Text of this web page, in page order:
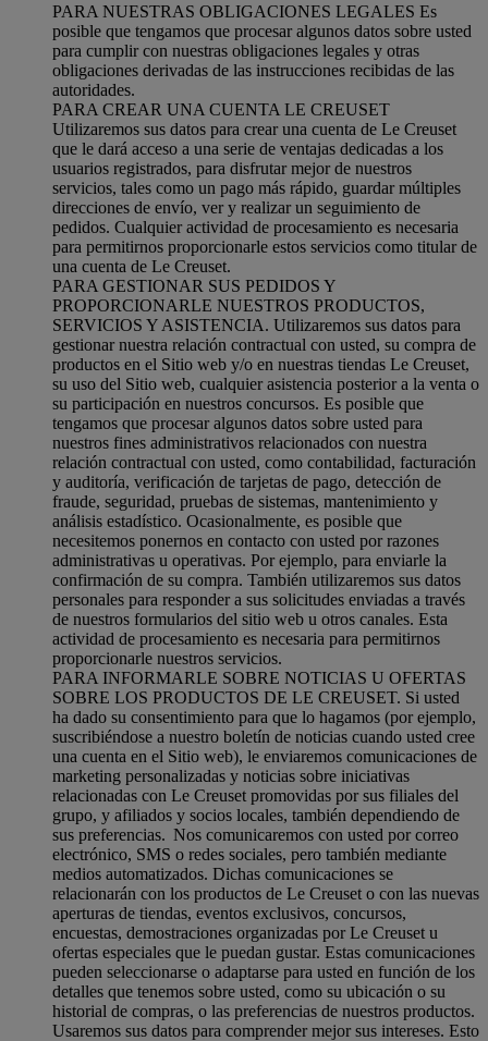
PARA NUESTRAS OBLIGACIONES LEGALES Es
posible que tengamos que procesar algunos datos sobre usted
para cumplir con nuestras obligaciones legales y otras
obligaciones derivadas de las instrucciones recibidas de las
autoridades.
PARA CREAR UNA CUENTA LE CREUSET
Utilizaremos sus datos para crear una cuenta de Le Creuset
que le dará acceso a una serie de ventajas dedicadas a los
usuarios registrados, para disfrutar mejor de nuestros
servicios, tales como un pago más rápido, guardar múltiples
direcciones de envío, ver y realizar un seguimiento de
pedidos. Cualquier actividad de procesamiento es necesaria
para permitirnos proporcionarle estos servicios como titular de
una cuenta de Le Creuset.
PARA GESTIONAR SUS PEDIDOS Y
PROPORCIONARLE NUESTROS PRODUCTOS,
SERVICIOS Y ASISTENCIA. Utilizaremos sus datos para
gestionar nuestra relación contractual con usted, su compra de
productos en el Sitio web y/o en nuestras tiendas Le Creuset,
su uso del Sitio web, cualquier asistencia posterior a la venta o
su participación en nuestros concursos. Es posible que
tengamos que procesar algunos datos sobre usted para
nuestros fines administrativos relacionados con nuestra
relación contractual con usted, como contabilidad, facturación
y auditoría, verificación de tarjetas de pago, detección de
fraude, seguridad, pruebas de sistemas, mantenimiento y
análisis estadístico. Ocasionalmente, es posible que
necesitemos ponernos en contacto con usted por razones
administrativas u operativas. Por ejemplo, para enviarle la
confirmación de su compra. También utilizaremos sus datos
personales para responder a sus solicitudes enviadas a través
de nuestros formularios del sitio web u otros canales. Esta
actividad de procesamiento es necesaria para permitirnos
proporcionarle nuestros servicios.
PARA INFORMARLE SOBRE NOTICIAS U OFERTAS
SOBRE LOS PRODUCTOS DE LE CREUSET. Si usted
ha dado su consentimiento para que lo hagamos (por ejemplo,
suscribiéndose a nuestro boletín de noticias cuando usted cree
una cuenta en el Sitio web), le enviaremos comunicaciones de
marketing personalizadas y noticias sobre iniciativas
relacionadas con Le Creuset promovidas por sus filiales del
grupo, y afiliados y socios locales, también dependiendo de
sus preferencias. Nos comunicaremos con usted por correo
electrónico, SMS o redes sociales, pero también mediante
medios automatizados. Dichas comunicaciones se
relacionarán con los productos de Le Creuset o con las nuevas
aperturas de tiendas, eventos exclusivos, concursos,
encuestas, demostraciones organizadas por Le Creuset u
ofertas especiales que le puedan gustar. Estas comunicaciones
pueden seleccionarse o adaptarse para usted en función de los
detalles que tenemos sobre usted, como su ubicación o su
historial de compras, o las preferencias de nuestros productos.
Usaremos sus datos para comprender mejor sus intereses. Esto